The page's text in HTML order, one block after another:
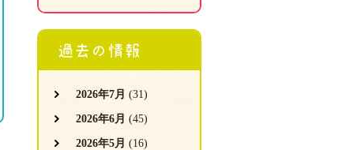
過去の情報
2026年7月 (31)
2026年6月 (45)
2026年5月 (16)